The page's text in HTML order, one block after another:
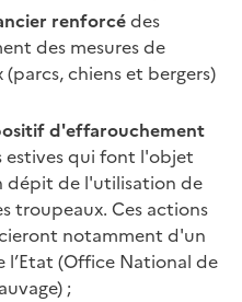
renforcédes
des mesures de
chiens et bergers)
d'effarouchement
estives qui font l'objet
dépit de l'utilisation de
troupeaux. Ces actions
notamment d'un
(Office National de
;